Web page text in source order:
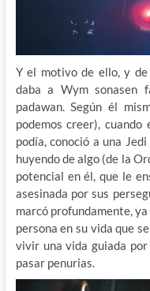
Y el motivo de ello, y
daba a Wym sonasen
padawan. Según él
podemos creer),
podía, conoció a una
huyendo de algo (de la
potencial en él, que le
asesinada por sus
marcó profundamente,
persona en su vida que
vivir una vida guiada
pasar penurias.